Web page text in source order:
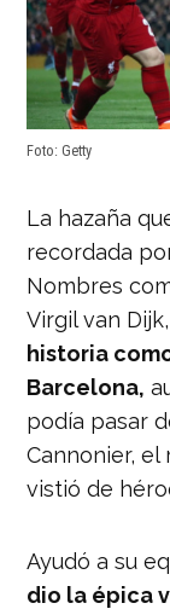
Foto: Getty
La hazaña
recordada
Nombres
Virgil van
historia
Barcelona,
podía pasar
Cannonier,
vistió de
Ayudó a su
dio la épica